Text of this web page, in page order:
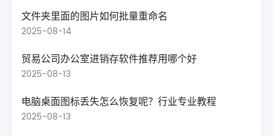
文件夹里面的图片如何批量重命名
2025-08-14
贸易公司办公室进销存软件推荐用哪个好
2025-08-13
电脑桌面图标丢失怎么恢复呢？行业专业教程
2025-08-13